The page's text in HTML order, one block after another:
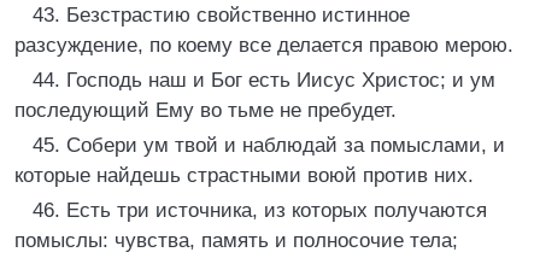
43. Безстрастию свойственно истинное
разсуждение, по коему все делается правою мерою.
44. Господь наш и Бог есть Иисус Христос; и ум
последующий Ему во тьме не пребудет.
45. Собери ум твой и наблюдай за помыслами, и
которые найдешь страстными воюй против них.
46. Есть три источника, из которых получаются
помыслы: чувства, память и полносочие тела;